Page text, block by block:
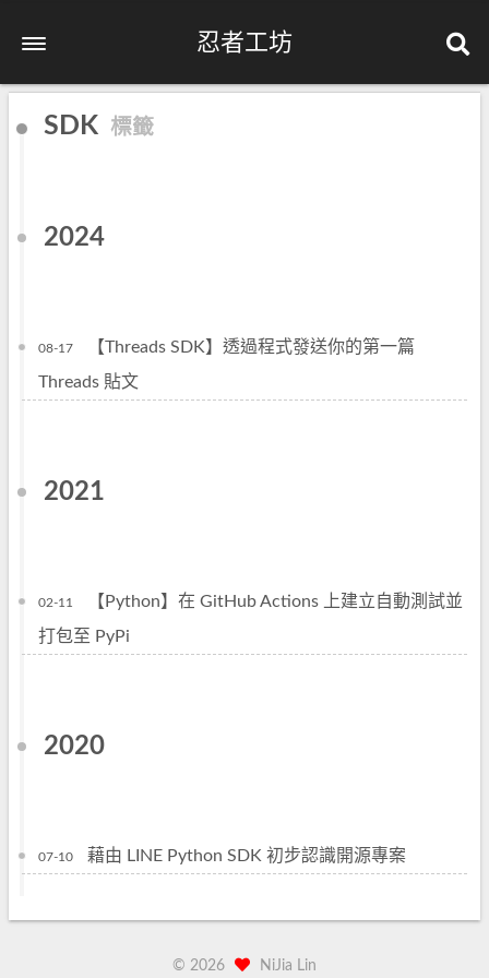
忍者工坊
SDK 標籤
2024
08-17
【Threads SDK】透過程式發送你的第一篇
Threads 貼文
2021
02-11
【Python】在 GitHub Actions 上建立自動測試並
打包至 PyPi
2020
07-10 藉由 LINE Python SDK 初步認識開源專案
© 2026 NiJia Lin